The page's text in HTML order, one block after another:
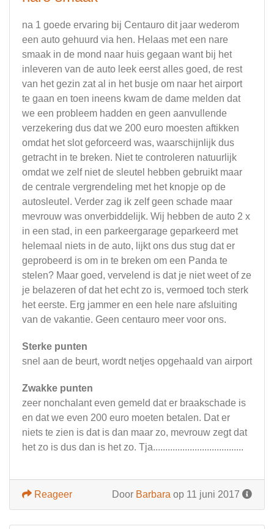
na 1 goede ervaring bij Centauro dit jaar wederom
een auto gehuurd via hen. Helaas met een nare
smaak in de mond naar huis gegaan want bij het
inleveren van de auto leek eerst alles goed, de rest
van het gezin zat al in het busje om naar het airport
te gaan en toen ineens kwam de dame melden dat
we een probleem hadden en geen aanvullende
verzekering dus dat we 200 euro moesten aftikken
omdat het slot geforceerd was, waarschijnlijk dus
getracht in te breken. Niet te controleren natuurlijk
omdat we zelf niet de sleutel hebben gebruikt maar
de centrale vergrendeling met het knopje op de
autosleutel. Verder zag ik zelf geen schade maar
mevrouw was onverbiddelijk. Wij hebben de auto 2 x
in een stad, in een parkeergarage geparkeerd met
helemaal niets in de auto, lijkt ons dus stug dat er
geprobeerd is om in te breken om een Panda te
stelen? Maar goed, vervelend is dat je niet weet of ze
je belazeren of dat het echt zo is, vermoed toch sterk
het eerste. Erg jammer en een hele nare afsluiting
van de vakantie. Geen centauro meer voor ons.
Sterke punten
snel aan de beurt, wordt netjes opgehaald van airport
Zwakke punten
zeer nonchalant even gemeld dat er braakschade is
en dat we even 200 euro moeten betalen. Dat er
niets te zien is dat is dan maar zo, mevrouw zegt dat
het zo is dus dan is het zo. Tja.....................................
Door Barbara op 11 juni 2017
Reageer